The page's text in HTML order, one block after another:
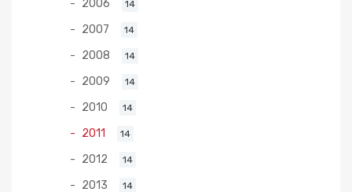
2006 14
2007 14
2008 14
2009 14
2010 14
2011 14
2012 14
2013 14